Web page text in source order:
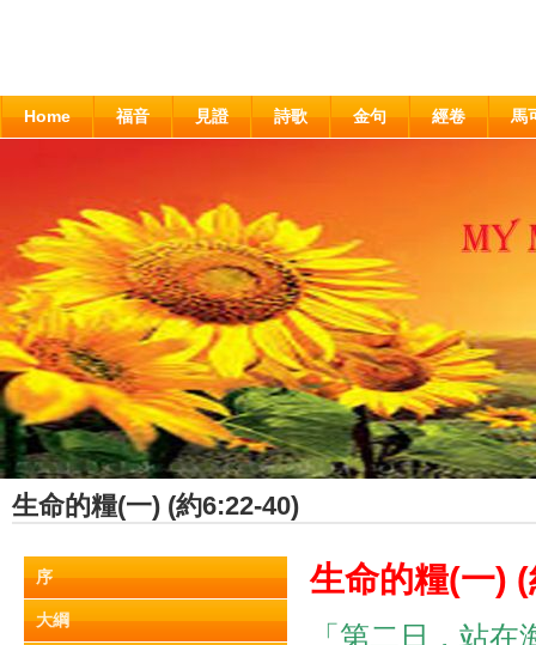
Home 福音 見證 詩歌 金句 經卷 馬
生命的糧(一) (約6:22-40)
序
大綱
生命的糧(一)
「第二日，站